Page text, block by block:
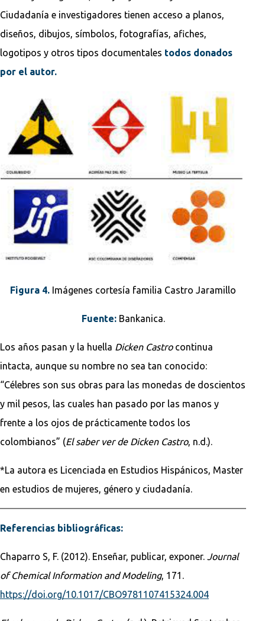
Ciudadanía e investigadores tienen acceso a planos,
diseños, dibujos, símbolos, fotografías, afiches,
logotipos y otros tipos documentales todos donados
por el autor.
Figura 4. Imágenes cortesía familia Castro Jaramillo
Fuente:Bankanica.
Los años pasan y la huella Dicken Castrocontinua
intacta, aunque su nombre no sea tan conocido:
“Célebres son sus obras para las monedas de doscientos
y mil pesos, las cuales han pasado por las manos y
frente a los ojos de prácticamente todos los
colombianos” (El saber ver de Dicken Castro, n.d.).
*La autora es Licenciada en Estudios Hispánicos, Master
en estudios de mujeres, género y ciudadanía.
Referencias bibliográficas:
Chaparro S, F. (2012). Enseñar, publicar, exponer. Journal
of Chemical Information and Modeling, 171.
https://doi.org/10.1017/CBO9781107415324.004